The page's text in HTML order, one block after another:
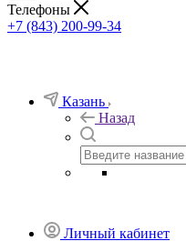
Телефоны
+7 (843) 200-99-34
Казань
Назад
Личный кабинет